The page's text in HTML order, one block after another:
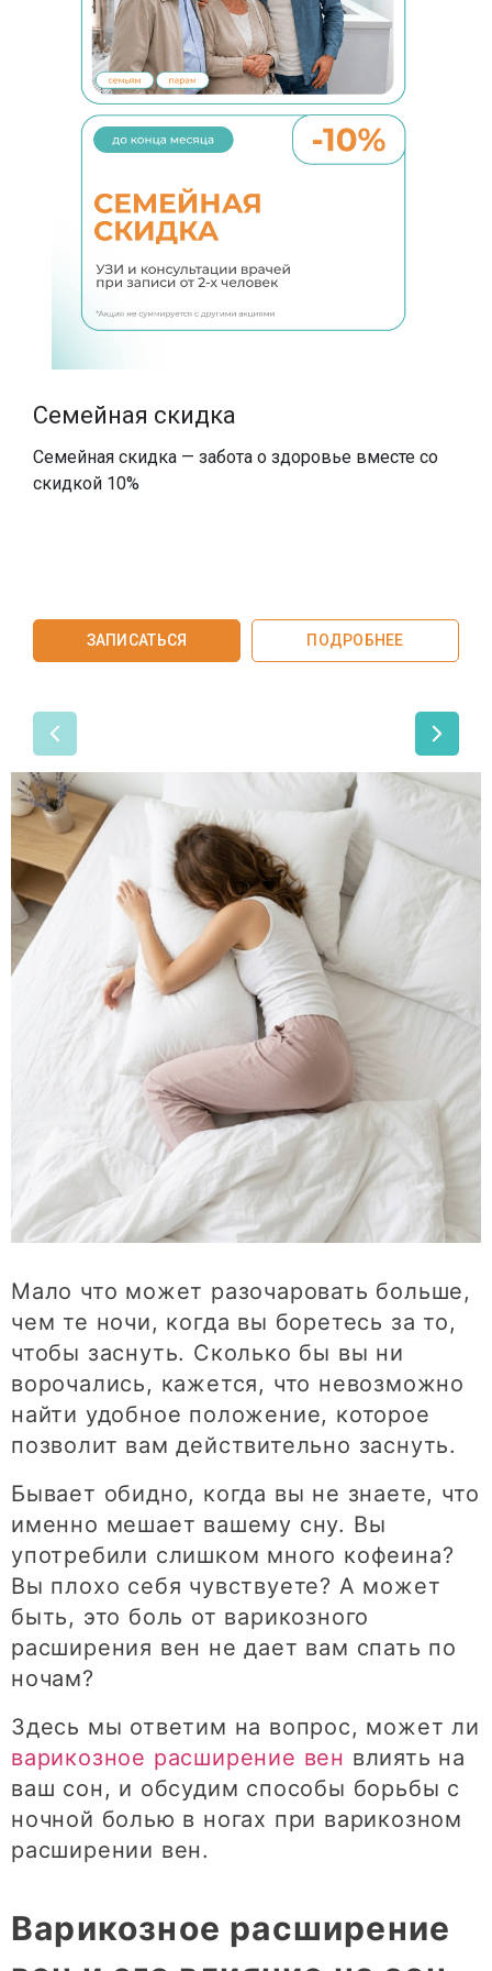
Мало что может разочаровать больше,
чем те ночи, когда вы боретесь за то,
чтобы заснуть. Сколько бы вы ни
ворочались, кажется, что невозможно
найти удобное положение, которое
позволит вам действительно заснуть.
Бывает обидно, когда вы не знаете, что
именно мешает вашему сну. Вы
употребили слишком много кофеина?
Вы плохо себя чувствуете? А может
быть, это боль от варикозного
расширения вен не дает вам спать по
ночам?
Здесь мы ответим на вопрос, может ли
варикозное расширение вен влиять на
ваш сон, и обсудим способы борьбы с
ночной болью в ногах при варикозном
расширении вен.
Варикозное расширение
Семейная скидка
Семейная скидка — забота о здоровье вместе со
скидкой 10%
ЗАПИСАТЬСЯ ПОДРОБНЕЕ
SMAS-лифтинг шеи
SMAS-лифтинг лица